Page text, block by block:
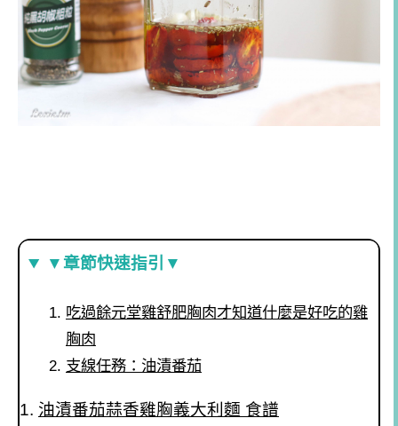
▼章節快速指引▼
吃過餘元堂雞舒肥胸肉才知道什麼是好吃的雞
胸肉
支線任務：油漬番茄
油漬番茄蒜香雞胸義大利麵 食譜